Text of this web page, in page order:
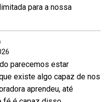
para a nossa
parecemos estar
existe algo capaz de nos
aprendeu, até